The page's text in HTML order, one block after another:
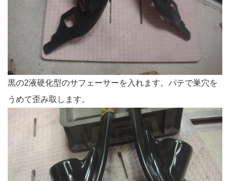
黒の2液硬化型のサフェーサーを入れます。パテで巣穴を
うめて歪み取します。